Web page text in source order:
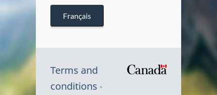
Français
Terms and
conditions